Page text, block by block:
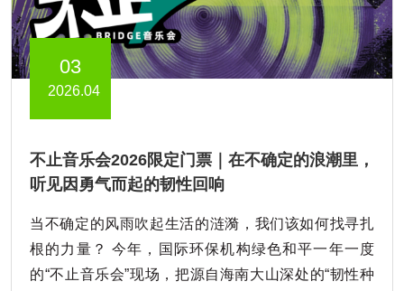
03
2026.04
不止音乐会2026限定门票｜在不确定的浪潮里，
听见因勇气而起的韧性回响
当不确定的风雨吹起生活的涟漪，我们该如何找寻扎
根的力量？ 今年，国际环保机构绿色和平一年一度
的“不止音乐会”现场，把源自海南大山深处的“韧性种